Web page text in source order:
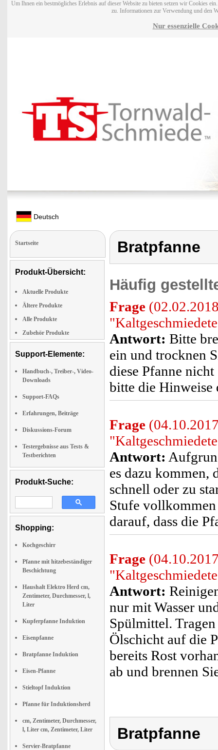
Um Ihnen ein bestmögliches Erlebnis auf dieser Website zu bieten setzen wir Cookies
zu. Informationen zur Verwendung und den
Nur essenzielle
Deutsch
Startseite
Produkt-Übersicht:
Aktuelle Produkte
Ältere Produkte
Alle Produkte
Zubehör Produkte
Support-Elemente:
Handbuch-, Treiber-, Video-
Downloads
Support-FAQs
Erfahrungen, Beiträge
Diskussions-Forum
Testergebnisse aus Tests &
Testberichten
Produkt-Suche:
Shopping:
Kochgeschirr
Pfanne mit hitzebeständiger
Beschichtung
Haushalt Elektro Herd cm,
Zentimeter, Durchmesser, l,
Liter
Kupferpfanne Induktion
Eisenpfanne
Bratpfanne Induktion
Eisen-Pfanne
Stieltopf Induktion
Pfanne für Induktionsherd
cm, Zentimeter, Durchmesser,
l, Liter cm, Zentimeter, Liter
Servier-Bratpfanne
Bratpfanne
Häufig
Frage
Antwort: Bitte
ein und trocknen
diese Pfanne
bitte die Hinweise
Frage
Antwort:
es dazu kommen,
schnell oder zu
Stufe vollkommen
darauf, dass die
Frage
Antwort:
nur mit Wasser
Spülmittel.
Ölschicht auf die
bereits Rost
ab und brennen
Bratpfanne